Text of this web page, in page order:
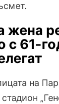
жена
с 61-
на